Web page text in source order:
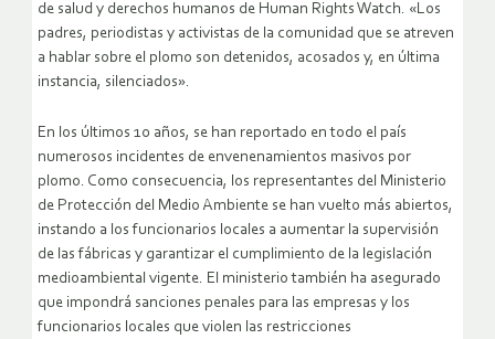
de salud y derechos humanos de Human Rights Watch. «Los
padres, periodistas y activistas de la comunidad que se atreven
a hablar sobre el plomo son detenidos, acosados y, en última
instancia, silenciados».
En los últimos 10 años, se han reportado en todo el país
numerosos incidentes de envenenamientos masivos por
plomo. Como consecuencia, los representantes del Ministerio
de Protección del Medio Ambiente se han vuelto más abiertos,
instando a los funcionarios locales a aumentar la supervisión
de las fábricas y garantizar el cumplimiento de la legislación
medioambiental vigente. El ministerio también ha asegurado
que impondrá sanciones penales para las empresas y los
funcionarios locales que violen las restricciones